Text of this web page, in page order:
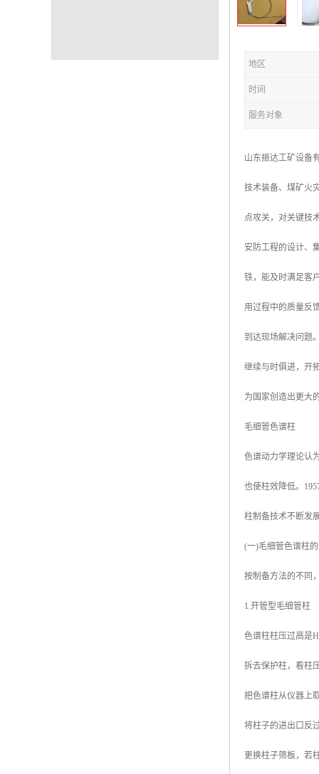
地区
时间
服务对象
山东振达工矿设备
技术装备、煤矿火
点攻关，对关键技
安防工程的设计、
铁，能及时满足客
用过程中的质量反
到达现场解决问题
继续与时俱进，开
为国家创造出更大
毛细管色谱柱
色谱动力学理论认
也使柱效降低。
柱制备技术不断发
(一)毛细管色谱柱
按制备方法的不同
1.开管型毛细管柱
色谱柱柱压过高是
拆去保护柱，看柱
把色谱柱从仪器上
将柱子的进出口反
更换柱子筛板，若